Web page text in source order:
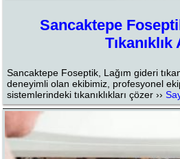
Sancaktepe
Sancaktepe Foseptik, Lağım gideri
deneyimli olan ekibimiz, profesyonel
sistemlerindeki tıkanıklıkları çözer ››